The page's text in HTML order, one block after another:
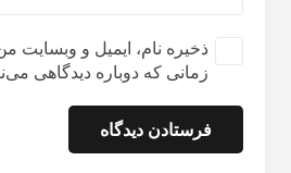
ذخیره نام، ایمیل و وبسایت
زمانی که دوباره دیدگاهی
فرستادن دیدگاه